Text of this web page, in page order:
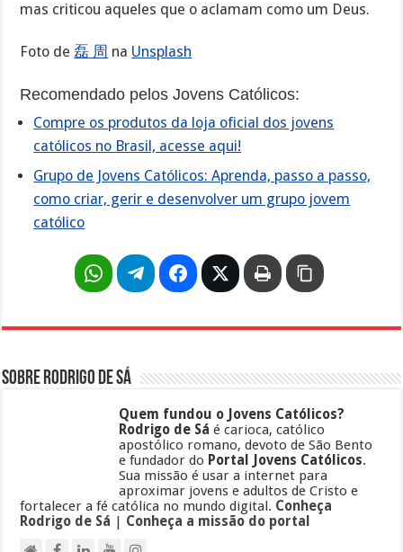
mas criticou aqueles que o aclamam como um Deus.
Foto de磊 周 na Unsplash
Recomendado pelos Jovens Católicos:
Compre os produtos da loja oficial dos jovens
católicos no Brasil, acesse aqui!
Grupo de Jovens Católicos: Aprenda, passo a passo,
como criar, gerir e desenvolver um grupo jovem
católico
Sobre Rodrigo de Sá
Quem fundou o Jovens Católicos?
Rodrigo de Sá é carioca, católico
apostólico romano, devoto de São Bento
e fundador do Portal Jovens Católicos.
Sua missão é usar a internet para
aproximar jovens e adultos de Cristo e
fortalecer a fé católica no mundo digital. Conheça
Rodrigo de Sá | Conheça a missão do portal